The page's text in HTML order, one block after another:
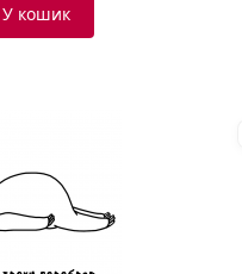
У кошик